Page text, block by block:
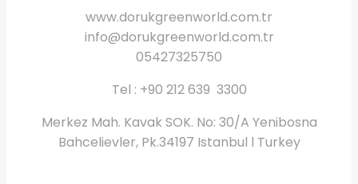
www.dorukgreenworld.com.tr
info@dorukgreenworld.com.tr
05427325750
Tel : +90 212 639 3300
Merkez Mah. Kavak SOK. No: 30/A Yenibosna
Bahcelievler, Pk.34197 Istanbul l Turkey